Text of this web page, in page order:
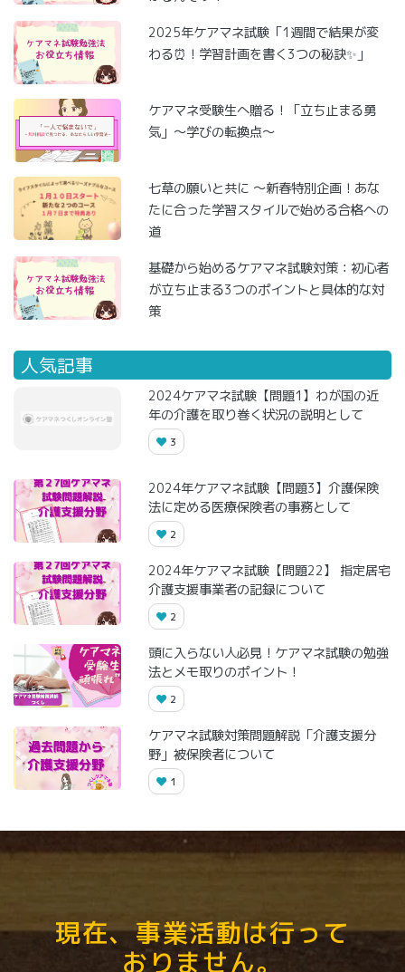
2025年ケアマネ試験「1週間で結果が変
わる⏰！学習計画を書く3つの秘訣✨」
ケアマネ受験生へ贈る！「立ち止まる勇
気」～学びの転換点～
七草の願いと共に ～新春特別企画！あな
たに合った学習スタイルで始める合格への
道
基礎から始めるケアマネ試験対策：初心者
が立ち止まる3つのポイントと具体的な対
策
人気記事
2024ケアマネ試験【問題1】わが国の近
年の介護を取り巻く状況の説明として
3
2024年ケアマネ試験【問題3】介護保険
法に定める医療保険者の事務として
2
2024年ケアマネ試験【問題22】 指定居宅
介護支援事業者の記録について
2
頭に入らない人必見！ケアマネ試験の勉強
法とメモ取りのポイント！
2
ケアマネ試験対策問題解説「介護支援分
野」被保険者について
1
現在、事業活動は行って
おりません。